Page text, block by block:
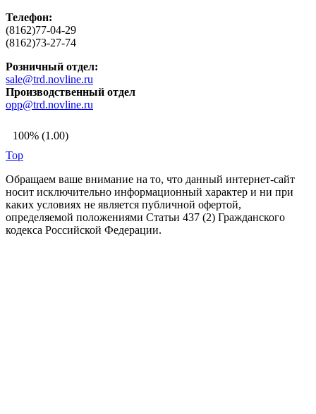
Телефон:
(8162)77-04-29
(8162)73-27-74
Розничный отдел:
sale@trd.novline.ru
Производственный отдел
opp@trd.novline.ru
100% (1.00)
Top
Обращаем ваше внимание на то, что данный интернет-сайт
носит исключительно информационный характер и ни при
каких условиях не является публичной офертой,
определяемой положениями Статьи 437 (2) Гражданского
кодекса Российской Федерации.